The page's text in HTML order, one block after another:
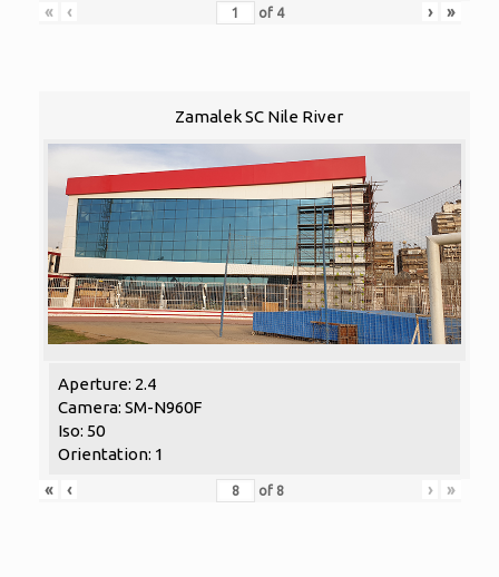
« ‹ of 4 › »
Zamalek SC Nile River
Aperture: 2.4
Camera: SM-N960F
Iso: 50
Orientation: 1
«
‹ of 8 › »